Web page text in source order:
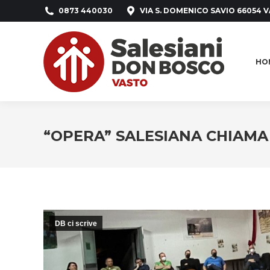
0873 440030 VIA S. DOMENICO SAVIO 66054
“OPERA” SALESIANA
DB ci scrive